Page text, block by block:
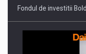
Fondul de investitii